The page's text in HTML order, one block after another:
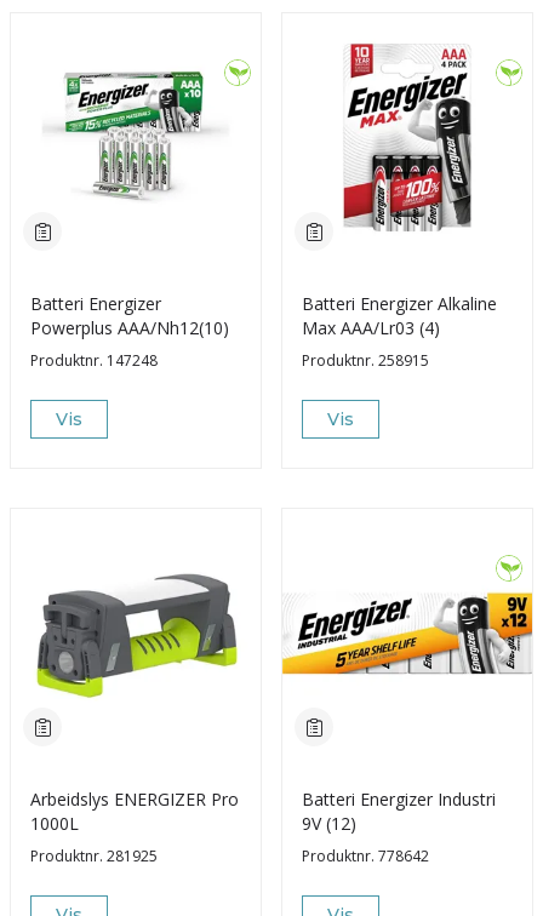
Batteri Energizer
Powerplus AAA/Nh12(10)
Produktnr. 147248
Vis
Batteri Energizer Alkaline
Max AAA/Lr03 (4)
Produktnr. 258915
Vis
Arbeidslys ENERGIZER Pro
1000L
Produktnr. 281925
Batteri Energizer Industri
9V (12)
Produktnr. 778642